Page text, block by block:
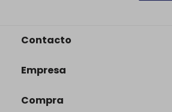
Contacto
Empresa
Compra